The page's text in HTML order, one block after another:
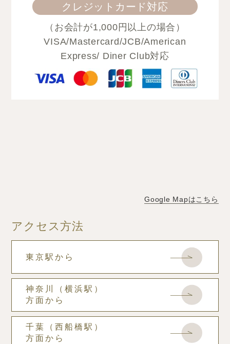
クレジットカード対応
（お会計が1,000円以上の場合）
VISA/Mastercard/JCB/American
Express/ Diner Club対応
Google Mapはこちら
アクセス方法
東京駅から
神奈川（横浜駅）
方面から
千葉（西船橋駅）
方面から